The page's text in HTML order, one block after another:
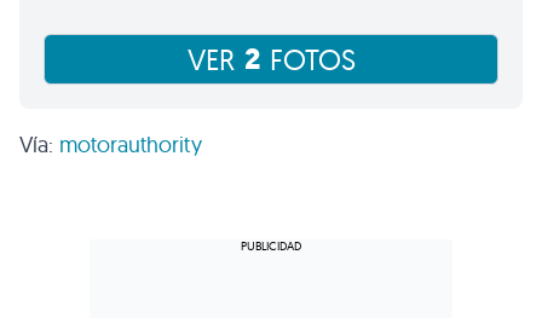
VER 2 FOTOS
Vía: motorauthority